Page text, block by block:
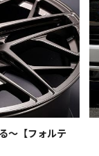
〜【フォルテ